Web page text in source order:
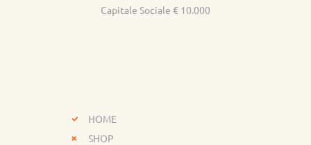
Capitale Sociale € 10.000
HOME
SHOP